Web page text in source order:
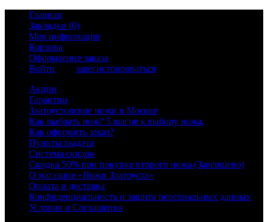
Главная
Закладки (0)
Моя информация
Корзина
Оформление заказа
Войти
зарегистрироваться
Акции
Гарантии
Златоустовские ножи в Москве
Как выбрать нож? 5 шагов к выбору ножа.
Как оформить заказ?
Пункты выдачи
Система скидок
Скидка 50% при покупке второго ножа (Завершено)
О магазине «Ножи Златоуста»
Оплата и доставка
Конфиденциальность и защита персональных данных
Условия и Соглашения